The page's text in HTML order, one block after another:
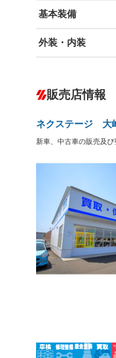
基本装備
エアバッグ：運転
－ ダウンヒルアシス
Bluetooth接続
外装・内装
－ オーディオ
－
ー
－ LEDヘッドランプ
ETC
ランフラットタイヤ
フルフラットシー
シートヒーター
－ フロントカメラ
－ ルーフレール
販売店情報
ネクステージ 大
新車、中古車の販売及